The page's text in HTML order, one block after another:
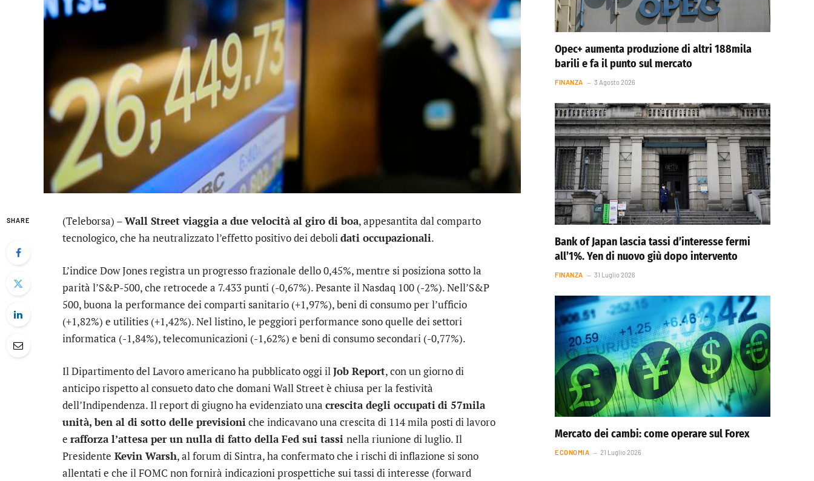
SHARE (Teleborsa) –Wall Street viaggia a due velocità al giro di boa, appesantita dal comparto
tecnologico, che ha neutralizzato l’effetto positivo dei debolidati occupazionali.
L’indice Dow Jonesregistra un progresso frazionale dello 0,45%, mentre si posiziona sotto la
parità l’S&P-500, che retrocede a 7.433 punti (-0,67%). Pesante ilNasdaq 100 (-2%). Nell’S&P
500, buona la performance dei compartisanitario (+1,97%),beni di consumo per l’ufficio
(+1,82%) e utilities (+1,42%). Nel listino, le peggiori performance sono quelle dei settori
informatica (-1,84%),telecomunicazioni (-1,62%) e beni di consumo secondari (-0,77%).
Il Dipartimento del Lavoro americano ha pubblicato oggi ilJob Report, con un giorno di
anticipo rispetto al consueto dato che domani Wall Street è chiusa per la festività
dell’Indipendenza. Il report di giugno ha evidenziato una crescita degli occupatidi 57mila
unità, ben al di sotto delle previsioniche indicavano una crescita di 114 mila posti di lavoro
e rafforza l’attesa per un nulla di fatto della Fed sui tassi nella riunione di luglio. Il
Presidente Kevin Warsh, al forum di Sintra, ha confermato che i rischi di inflazione si sono
allentati e che il FOMC non fornirà indicazioni prospettiche sui tassi di interesse (forward
Opec+ aumenta produzione di altri 188mila
barili e fa il punto sul mercato
FINANZA 3 Agosto 2026
Bank of Japan lascia tassi d’interesse fermi
all’1%. Yen di nuovo giù dopo intervento
FINANZA 31 Luglio 2026
Mercato dei cambi: come operare sul Forex
ECONOMIA 21 Luglio 2026